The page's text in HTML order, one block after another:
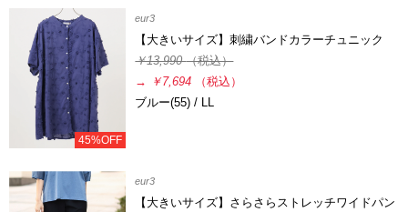
45%OFF
eur3
【大きいサイズ】刺繍バンドカラーチュニック
￥13,990（税込）
→
￥7,694
（税込）
ブルー(55) / LL
eur3
【大きいサイズ】さらさらストレッチワイドパン